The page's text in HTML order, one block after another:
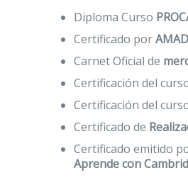
Diploma Curso
Certificado por
Carnet Oficial de
Certificación del
Certificación del
Certificado de
Certificado emitido
Aprende con